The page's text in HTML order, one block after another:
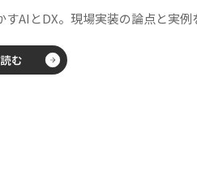
すAIとDX。現場実装の論点と実例